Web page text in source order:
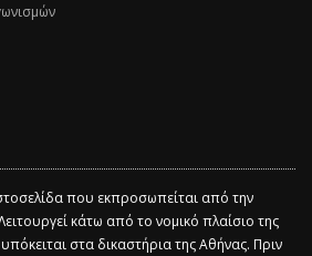
που εκπροσωπείται από την
κάτω από το νομικό πλαίσιο της
υπόκειται στα δικαστήρια της Αθήνας. Πριν